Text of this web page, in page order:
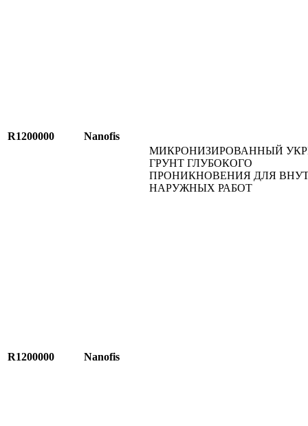
МИКРОНИЗИРОВАННЫЙ
ГРУНТ ГЛУБОКОГО
ПРОНИКНОВЕНИЯ ДЛЯ
НАРУЖНЫХ РАБОТ
R1200000 Nanofis
R1200000 Nanofis